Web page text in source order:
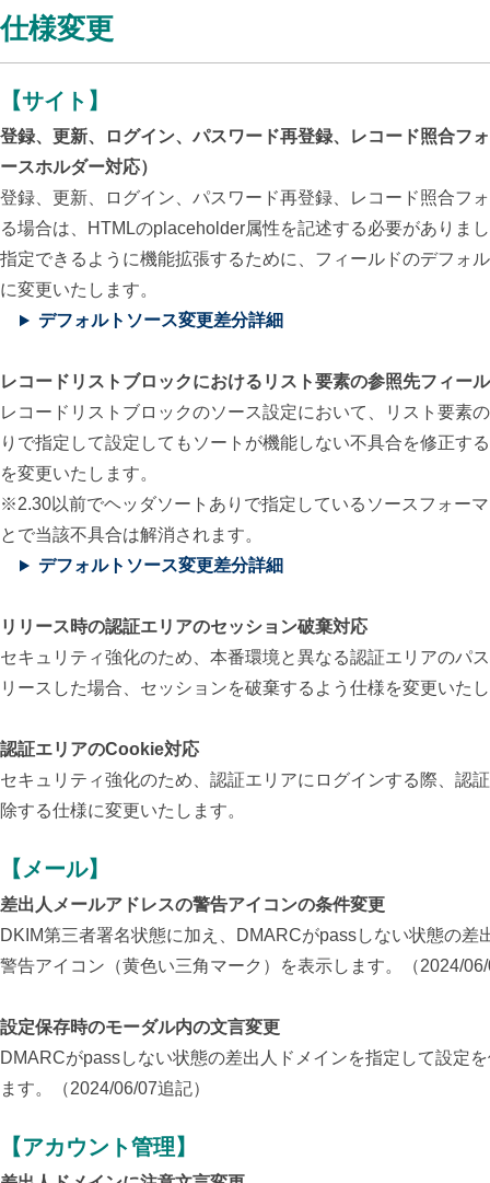
仕様変更
【サイト】
登録、更新、ログイン、パスワード再登録、レコード照合フ
ースホルダー対応）
登録、更新、ログイン、パスワード再登録、レコード照合フ
る場合は、HTMLのplaceholder属性を記述する必要がありま
指定できるように機能拡張するために、フィールドのデフォ
に変更いたします。
デフォルトソース変更差分詳細
レコードリストブロックにおけるリスト要素の参照先フィー
レコードリストブロックのソース設定において、リスト要素
りで指定して設定してもソートが機能しない不具合を修正す
を変更いたします。
※2.30以前でヘッダソートありで指定しているソースフォー
とで当該不具合は解消されます。
デフォルトソース変更差分詳細
リリース時の認証エリアのセッション破棄対応
セキュリティ強化のため、本番環境と異なる認証エリアのパ
リースした場合、セッションを破棄するよう仕様を変更いた
認証エリアのCookie対応
セキュリティ強化のため、認証エリアにログインする際、認
除する仕様に変更いたします。
【メール】
差出人メールアドレスの警告アイコンの条件変更
DKIM第三者署名状態に加え、DMARCがpassしない状態の
警告アイコン（黄色い三角マーク）を表示します。（2024/
設定保存時のモーダル内の文言変更
DMARCがpassしない状態の差出人ドメインを指定して設定
ます。（2024/06/07追記）
【アカウント管理】